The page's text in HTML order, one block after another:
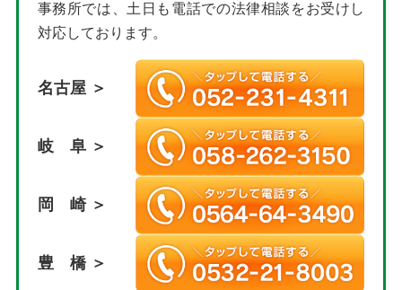
事務所では、土日も電話での法律相談をお受けし
対応しております。
名古屋 ＞
岐 阜 ＞
岡 崎 ＞
豊 橋 ＞